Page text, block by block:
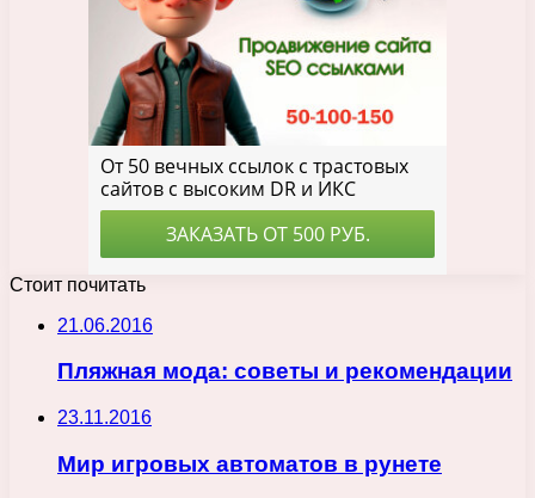
Стоит почитать
21.06.2016
Пляжная мода: советы и рекомендации
23.11.2016
Мир игровых автоматов в рунете